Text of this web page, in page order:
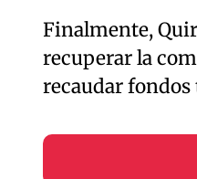
Finalmente,
recuperar la
recaudar